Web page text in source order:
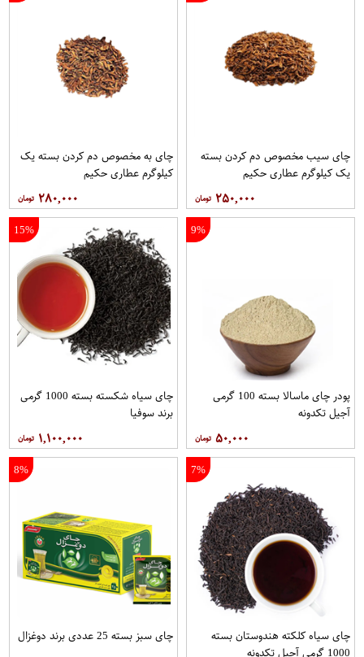
چای سیب مخصوص دم کردن بسته
یک کیلوگرم عطاری حکیم
۲۵۰,۰۰۰
چای به مخصوص دم کردن بسته یک
کیلوگرم عطاری حکیم
۲۸۰,۰۰۰
9%
پودر چای ماسالا بسته 100 گرمی
آجیل تکدونه
۵۰,۰۰۰
15%
چای سیاه شکسته بسته 1000 گرمی
برند سوفیا
۱,۱۰۰,۰۰۰
7%
چای سیاه کلکته هندوستان بسته
1000 گرمی آجیل تکدونه
8%
چای سبز بسته 25 عددی برند دوغزال